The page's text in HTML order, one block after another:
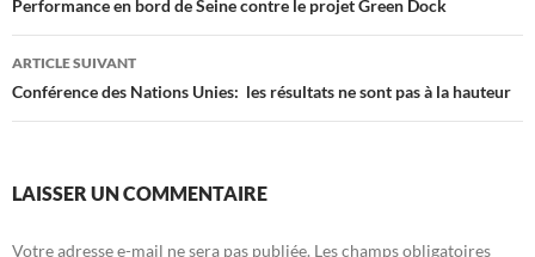
des
articles
Performance en bord de Seine contre le projet Green Dock
ARTICLE SUIVANT
Conférence des Nations Unies: les résultats ne sont pas à la hauteur
LAISSER UN COMMENTAIRE
Votre adresse e-mail ne sera pas publiée. Les champs obligatoires